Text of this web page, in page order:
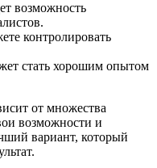
возможность
контролировать
стать хорошим опытом
от множества
возможности и
вариант, который